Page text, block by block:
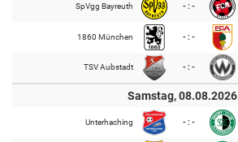
SpVgg Bayreuth - : -
1860 München - : -
TSV Aubstadt - : -
Samstag, 08.08.2026
Unterhaching - : -